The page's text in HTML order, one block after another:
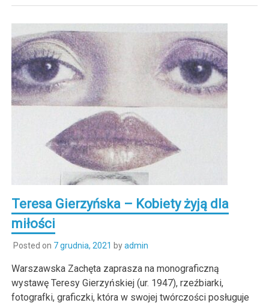
Teresa Gierzyńska – Kobiety żyją dla
miłości
Posted on 7 grudnia, 2021 byadmin
Warszawska Zachęta zaprasza na monograficzną
wystawę Teresy Gierzyńskiej (ur. 1947), rzeźbiarki,
fotografki, graficzki, która w swojej twórczości posługuje